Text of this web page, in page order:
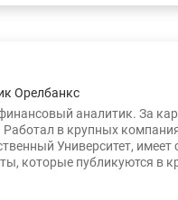
Орелбанкс
аналитик. За
Работал в крупных
Университет,
которые публикуются в